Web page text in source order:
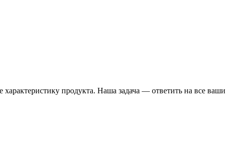
продукта. Наша задача — ответить на все